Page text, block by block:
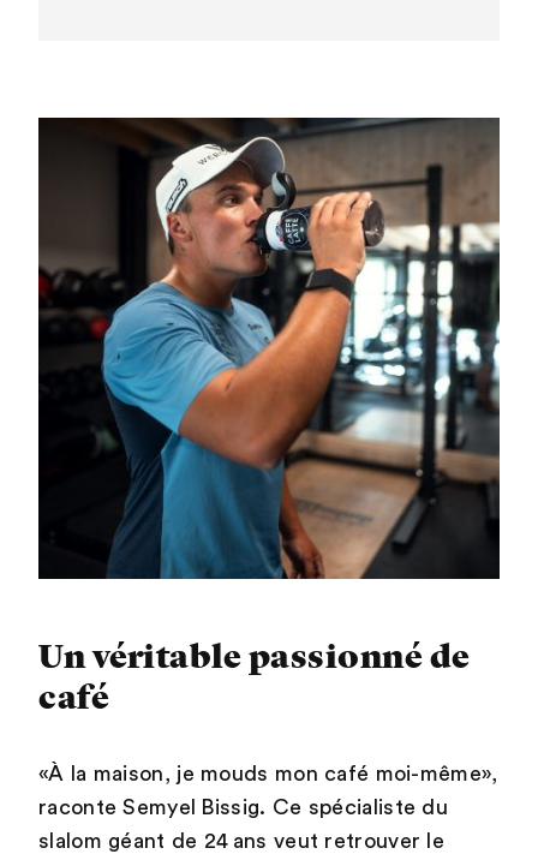
Un véritable passionné de
café
«À la maison, je mouds mon café moi-même»,
raconte Semyel Bissig. Ce spécialiste du
slalom géant de 24 ans veut retrouver le